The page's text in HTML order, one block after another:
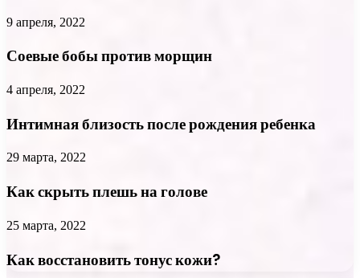
9 апреля, 2022
Соевые бобы против морщин
4 апреля, 2022
Интимная близость после рождения ребенка
29 марта, 2022
Как скрыть плешь на голове
25 марта, 2022
Как восстановить тонус кожи?